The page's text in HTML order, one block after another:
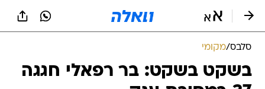
סלבס/מקומי
בשקט בשקט: בר רפאלי חגגה